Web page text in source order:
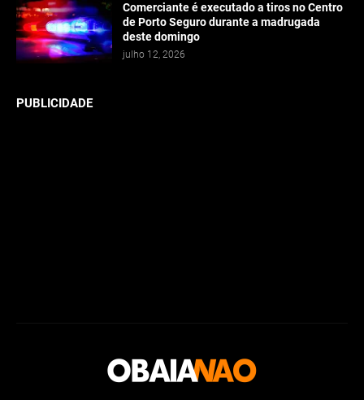
Comerciante é executado a tiros no Centro
de Porto Seguro durante a madrugada
deste domingo
julho 12, 2026
PUBLICIDADE